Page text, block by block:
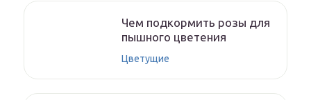
Чем подкормить розы для
пышного цветения
Цветущие